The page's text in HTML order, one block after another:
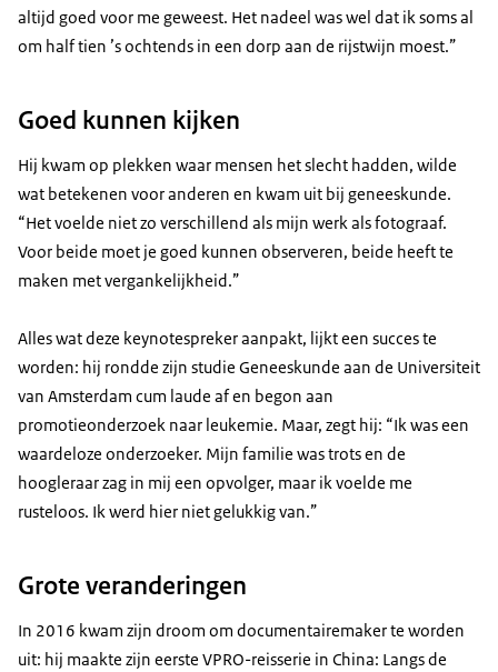
altijd goed voor me geweest. Het nadeel was wel dat ik soms al
om half tien ’s ochtends in een dorp aan de rijstwijn moest.”
Goed kunnen kijken
Hij kwam op plekken waar mensen het slecht hadden, wilde
wat betekenen voor anderen en kwam uit bij geneeskunde.
“Het voelde niet zo verschillend als mijn werk als fotograaf.
Voor beide moet je goed kunnen observeren, beide heeft te
maken met vergankelijkheid.”
Alles wat deze keynotespreker aanpakt, lijkt een succes te
worden: hij rondde zijn studie Geneeskunde aan de Universiteit
van Amsterdam cum laude af en begon aan
promotieonderzoek naar leukemie. Maar, zegt hij: “Ik was een
waardeloze onderzoeker. Mijn familie was trots en de
hoogleraar zag in mij een opvolger, maar ik voelde me
rusteloos. Ik werd hier niet gelukkig van.”
Grote veranderingen
In 2016 kwam zijn droom om documentairemaker te worden
uit: hij maakte zijn eerste VPRO-reisserie in China: Langs de